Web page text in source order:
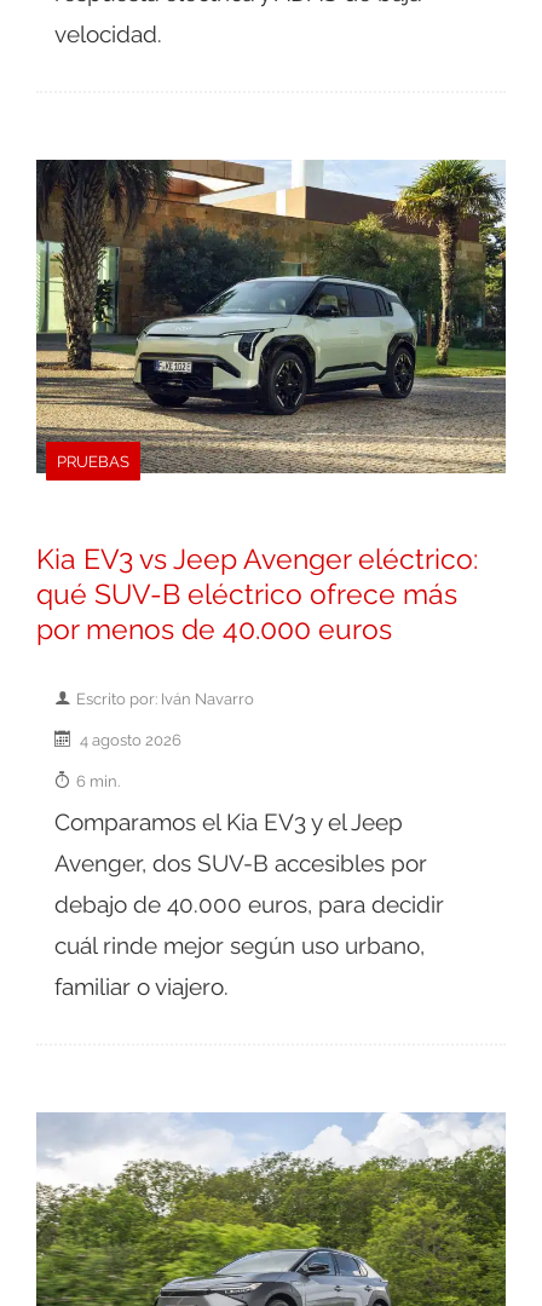
velocidad.
PRUEBAS
Kia EV3 vs Jeep Avenger eléctrico:
qué SUV-B eléctrico ofrece más
por menos de 40.000 euros
Escrito por: Iván Navarro
4 agosto 2026
6 min.
Comparamos el Kia EV3 y el Jeep
Avenger, dos SUV-B accesibles por
debajo de 40.000 euros, para decidir
cuál rinde mejor según uso urbano,
familiar o viajero.